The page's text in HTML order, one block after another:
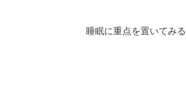
睡眠に重点を置いてみる